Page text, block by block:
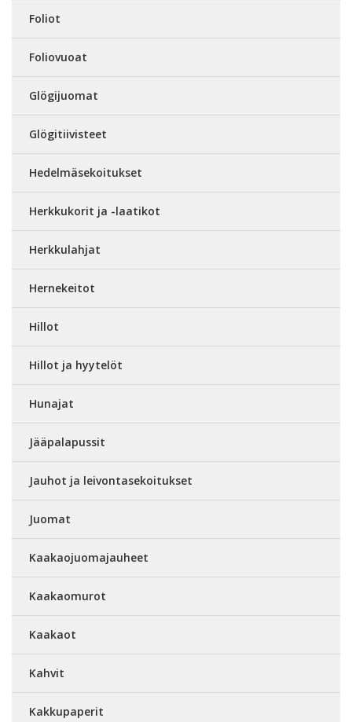
Foliot
Foliovuoat
Glögijuomat
Glögitiivisteet
Hedelmäsekoitukset
Herkkukorit ja -laatikot
Herkkulahjat
Hernekeitot
Hillot
Hillot ja hyytelöt
Hunajat
Jääpalapussit
Jauhot ja leivontasekoitukset
Juomat
Kaakaojuomajauheet
Kaakaomurot
Kaakaot
Kahvit
Kakkupaperit